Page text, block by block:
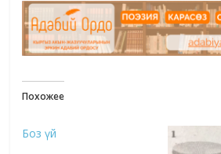
Похожее
Боз үй